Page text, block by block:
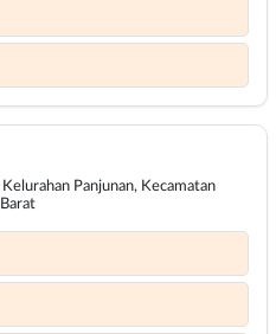
Panjunan, Kecamatan